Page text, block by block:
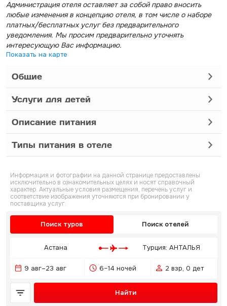
Администрация отеля оставляет за собой право вносить
любые изменения в концепцию отеля, в том числе о наборе
платных/бесплатных услуг без предварительного
уведомления. Мы просим предварительно уточнять
интересующую Вас информацию.
Показать на карте
Общие
Услуги для детей
Описание питания
Типы питания в отеле
Информация и фотографии на данной странице предоставлены
исключительно в ознакомительных целях и носят справочный
характер. Актуальные условия размещения, перечень услуг и
соответствие изображения уточняются при бронировании у
поставщика услуг.
Поиск туров Поиск отелей
Астана Турция: АНТАЛЬЯ
9 авг–23 авг 6–14 ночей 2 взр, 0 дет
Найти